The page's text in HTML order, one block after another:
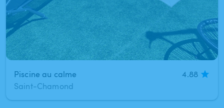
Piscine au calme
4.88
Saint-Chamond